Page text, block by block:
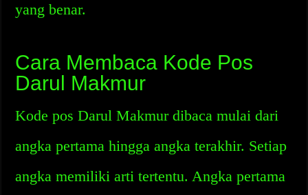
yang benar.
Cara Membaca Kode Pos
Darul Makmur
Kode pos Darul Makmur dibaca mulai dari
angka pertama hingga angka terakhir. Setiap
angka memiliki arti tertentu. Angka pertama